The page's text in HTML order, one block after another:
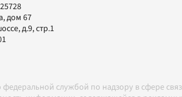
дом 67
д.9, стр.1
службой по надзору в сфере